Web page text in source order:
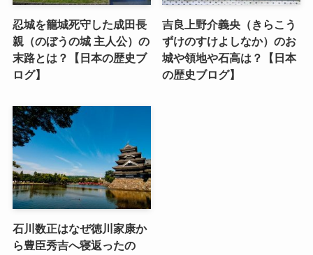
忍城を籠城死守した成田長
親（のぼうの城 主人公）の
末路とは？【日本の歴史ブ
ログ】
吉良上野介義央（きらこう
ずけのすけよしなか）のお
城や領地や石高は？【日本
の歴史ブログ】
石川数正はなぜ徳川家康か
ら豊臣秀吉へ寝返ったの